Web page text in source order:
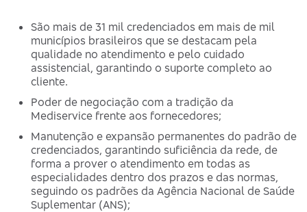
São mais de 31 mil credenciados em mais de mil
municípios brasileiros que se destacam pela
qualidade no atendimento e pelo cuidado
assistencial, garantindo o suporte completo ao
cliente.
Poder de negociação com a tradição da
Mediservice frente aos fornecedores;
Manutenção e expansão permanentes do padrão de
credenciados, garantindo suficiência da rede, de
forma a prover o atendimento em todas as
especialidades dentro dos prazos e das normas,
seguindo os padrões da Agência Nacional de Saúde
Suplementar (ANS);